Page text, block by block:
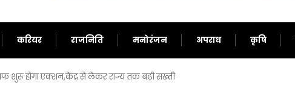
करियर राजनिति मनोरंजन अपराध कृषि
शुरू होगा एक्शन,केंद्र से लेकर राज्य तक बढ़ी सख्ती